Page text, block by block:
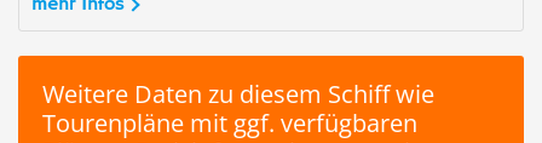
mehr Infos
Weitere Daten zu diesem Schiff wie
Tourenpläne mit ggf. verfügbaren